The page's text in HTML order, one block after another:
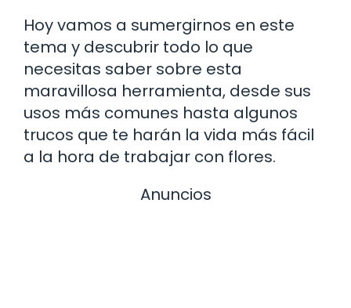
Hoy vamos a sumergirnos en este
tema y descubrir todo lo que
necesitas saber sobre esta
maravillosa herramienta, desde sus
usos más comunes hasta algunos
trucos que te harán la vida más fácil
a la hora de trabajar con flores.
Anuncios